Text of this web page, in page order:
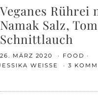
Veganes Rührei
Namak Salz,
Schnittlauch
26. MÄRZ 2020
FOOD
WEISSE
3